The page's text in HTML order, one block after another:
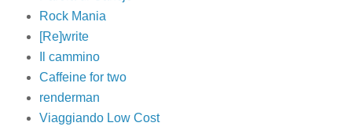
Rock Mania
[Re]write
Il cammino
Caffeine for two
renderman
Viaggiando Low Cost